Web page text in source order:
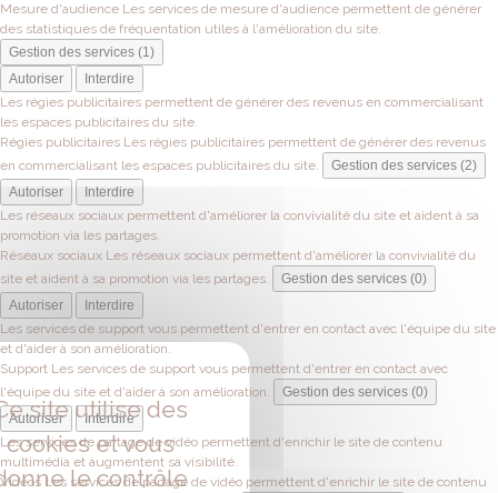
Mesure d'audience Les services de mesure d'audience permettent de générer
des statistiques de fréquentation utiles à l'amélioration du site.
Gestion des services (1)
Autoriser
Interdire
Les régies publicitaires permettent de générer des revenus en commercialisant
les espaces publicitaires du site.
Régies publicitaires Les régies publicitaires permettent de générer des revenus
en commercialisant les espaces publicitaires du site.
Gestion des services (2)
Autoriser
Interdire
Les réseaux sociaux permettent d'améliorer la convivialité du site et aident à sa
promotion via les partages.
Réseaux sociaux Les réseaux sociaux permettent d'améliorer la convivialité du
site et aident à sa promotion via les partages.
Gestion des services (0)
Autoriser
Interdire
Les services de support vous permettent d'entrer en contact avec l'équipe du site
et d'aider à son amélioration.
Support Les services de support vous permettent d'entrer en contact avec
l'équipe du site et d'aider à son amélioration.
Gestion des services (0)
Autoriser
Interdire
Les services de partage de vidéo permettent d'enrichir le site de contenu
multimédia et augmentent sa visibilité.
Vidéos Les services de partage de vidéo permettent d'enrichir le site de contenu
site utilise des
cookies et vous
le contrôle